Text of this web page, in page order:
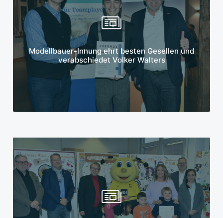
Modellbauer-Innung ehrt besten Gesellen und
verabschiedet Volker Walters
Mehr erfahren
Mehr erfahren